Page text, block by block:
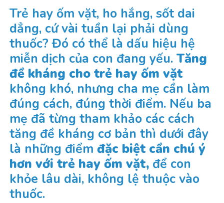
Trẻ hay ốm vặt, ho hắng, sốt dai
dẳng, cứ vài tuần lại phải dùng
thuốc? Đó có thể là dấu hiệu hệ
miễn dịch của con đang yếu. Tăng
đề kháng cho trẻ hay ốm vặt
không khó, nhưng cha mẹ cần làm
đúng cách, đúng thời điểm. Nếu ba
mẹ đã từng tham khảo các cách
tăng đề kháng cơ bản thì dưới đây
là những điểm đặc biệt cần chú ý
hơn với trẻ hay ốm vặt,để con
khỏe lâu dài, không lệ thuộc vào
thuốc.